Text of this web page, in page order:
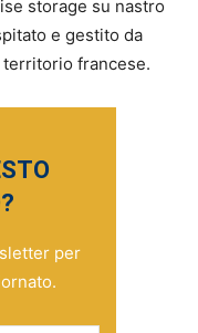
storage su nastro
e gestito da
territorio francese.
per